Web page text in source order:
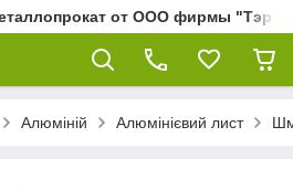
от ООО фирмы "Тэра"
Алюміній Алюмінієвий лист